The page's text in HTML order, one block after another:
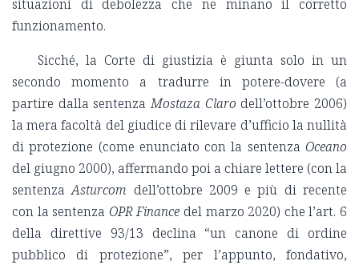
situazioni di debolezza che ne minano il corretto
funzionamento.
Sicché, la Corte di giustizia è giunta solo in un
secondo momento a tradurre in potere-dovere (a
partire dalla sentenzaMostaza Claro dell’ottobre 2006)
la mera facoltà del giudice di rilevare d’ufficio la nullità
di protezione (come enunciato con la sentenza Oceano
del giugno 2000), affermando poi a chiare lettere (con la
sentenzaAsturcom dell’ottobre 2009 e più di recente
con la sentenza OPR Finance del marzo 2020) che l’art. 6
della direttive 93/13 declina “un canone di ordine
pubblico di protezione”, per l’appunto, fondativo,